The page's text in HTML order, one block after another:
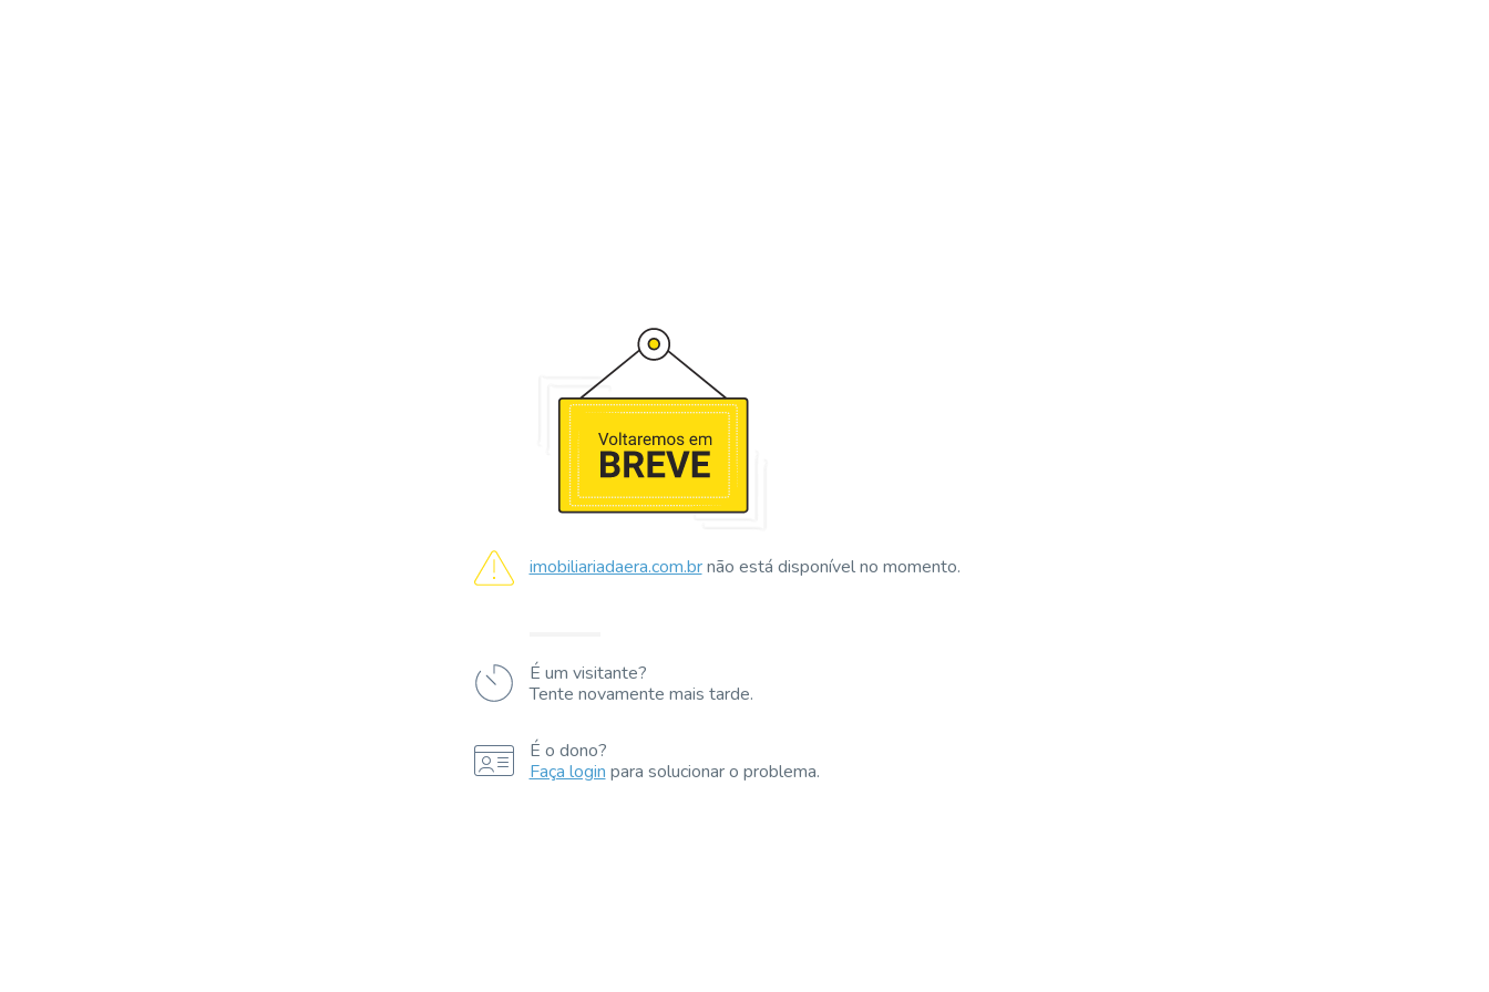
imobiliariadaera.com.brnão está disponível no momento.
É um visitante?
Tente novamente mais tarde.
É o dono?
Faça login para solucionar o problema.